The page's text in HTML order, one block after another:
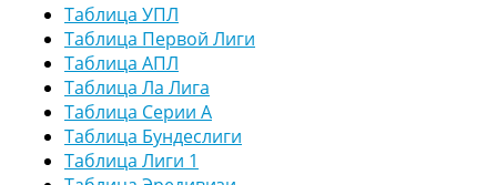
Таблица УПЛ
Таблица Первой Лиги
Таблица АПЛ
Таблица Ла Лига
Таблица Серии А
Таблица Бундеслиги
Таблица Лиги 1